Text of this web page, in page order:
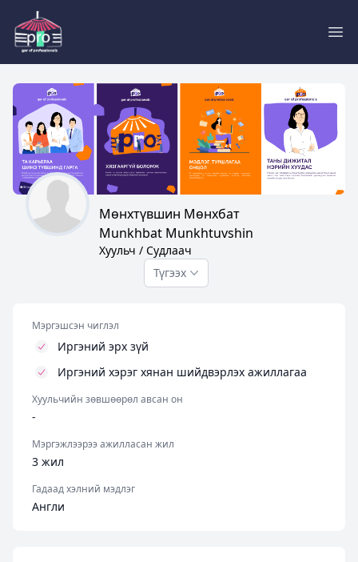
Мөнхтүвшин Мөнхбат
Munkhbat Munkhtuvshin
Хуульч / Судлаач
Түгээх
Мэргэшсэн чиглэл
Иргэний эрх зүй
Иргэний хэрэг хянан шийдвэрлэх ажиллагаа
Хуульчийн зөвшөөрөл авсан он
-
Мэргэжлээрээ ажилласан жил
3 жил
Гадаад хэлний мэдлэг
Англи